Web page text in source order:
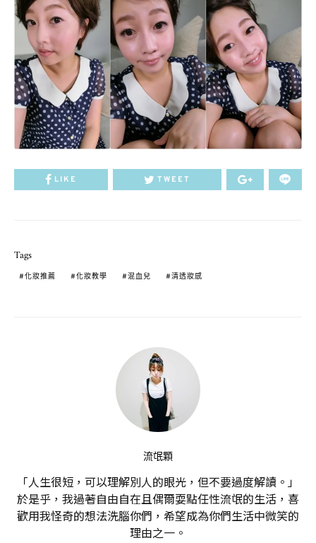
LIKE TWEET
Tags
化妝推薦 化妝教學 混血兒 清透妝感
流氓顆
「人生很短，可以理解別人的眼光，但不要過度解讀。」
於是乎，我過著自由自在且偶爾耍點任性流氓的生活，喜
歡用我怪奇的想法洗腦你們，希望成為你們生活中微笑的
理由之一。